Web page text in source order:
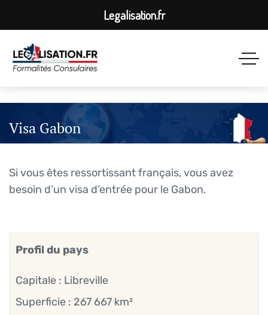
Visa Gabon
Si vous êtes ressortissant français, vous avez
besoin d’un visa d’entrée pour le Gabon.
Profil du pays
Capitale : Libreville
Superficie : 267 667 km²
Legalisation.fr